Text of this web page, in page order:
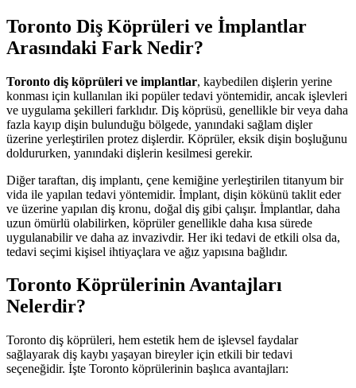
Toronto Diş Köprüleri ve İmplantlar
Arasındaki Fark Nedir?
Toronto diş köprüleri ve implantlar, kaybedilen dişlerin yerine
konması için kullanılan iki popüler tedavi yöntemidir, ancak işlevleri
ve uygulama şekilleri farklıdır. Diş köprüsü, genellikle bir veya daha
fazla kayıp dişin bulunduğu bölgede, yanındaki sağlam dişler
üzerine yerleştirilen protez dişlerdir. Köprüler, eksik dişin boşluğunu
doldururken, yanındaki dişlerin kesilmesi gerekir.
Diğer taraftan, diş implantı, çene kemiğine yerleştirilen titanyum bir
vida ile yapılan tedavi yöntemidir. İmplant, dişin kökünü taklit eder
ve üzerine yapılan diş kronu, doğal diş gibi çalışır. İmplantlar, daha
uzun ömürlü olabilirken, köprüler genellikle daha kısa sürede
uygulanabilir ve daha az invazivdir. Her iki tedavi de etkili olsa da,
tedavi seçimi kişisel ihtiyaçlara ve ağız yapısına bağlıdır.
Toronto Köprülerinin Avantajları
Nelerdir?
Toronto diş köprüleri, hem estetik hem de işlevsel faydalar
sağlayarak diş kaybı yaşayan bireyler için etkili bir tedavi
seçeneğidir. İşte Toronto köprülerinin başlıca avantajları: